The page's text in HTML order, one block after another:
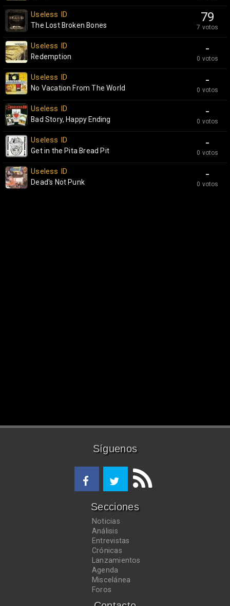
79
7 votos
Useless ID
The Lost Broken Bones
-
0 votos
Useless ID
Redemption
-
0 votos
Useless ID
No Vacation From The World
-
0 votos
Useless ID
Bad Story, Happy Ending
-
0 votos
Useless ID
Get in the Pita Bread Pit
-
0 votos
Useless ID
Dead's Not Punk
Síguenos
Secciones
Noticias
Análisis
Entrevistas
Crónicas
Lanzamientos
Agenda
Miscelánea
Foros